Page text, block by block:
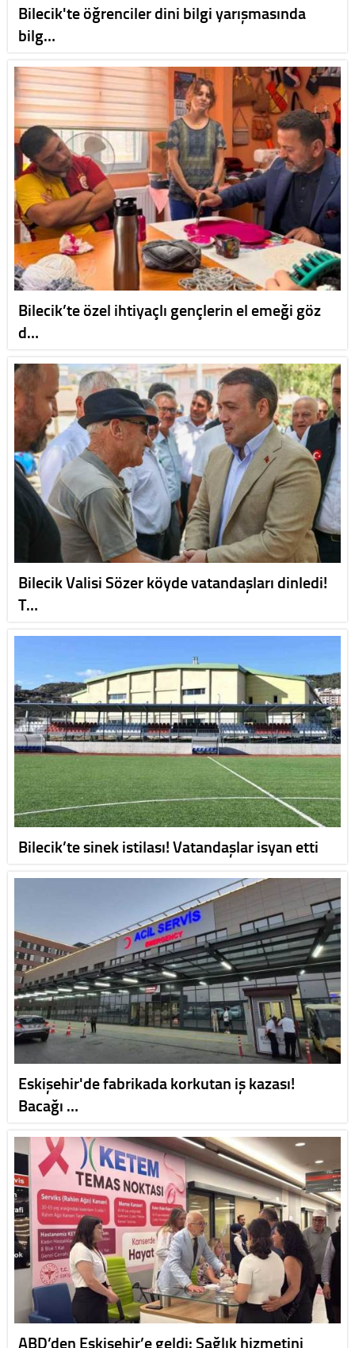
Bilecik'te öğrenciler dini bilgi yarışmasında
bilg…
Bilecik’te özel ihtiyaçlı gençlerin el emeği göz
d…
Bilecik Valisi Sözer köyde vatandaşları dinledi!
T…
Bilecik’te sinek istilası! Vatandaşlar isyan etti
Eskişehir'de fabrikada korkutan iş kazası!
Bacağı …
ABD’den Eskişehir’e geldi: Sağlık hizmetini